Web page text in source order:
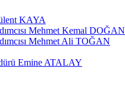
KAYA
Mehmet Kemal DOĞAN
Mehmet Ali TOĞAN
Emine ATALAY